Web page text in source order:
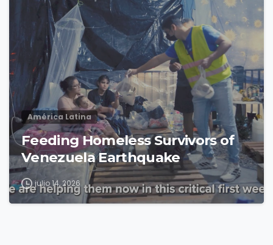
América Latina
Feeding Homeless Survivors of
Venezuela Earthquake
julio 14, 2026